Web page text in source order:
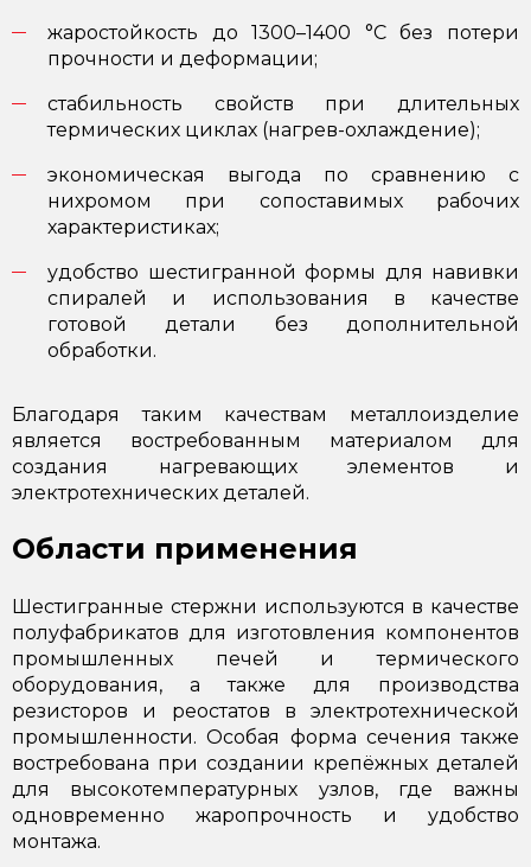
жаростойкость до 1300–1400 °C без потери
прочности и деформации;
стабильность свойств при длительных
термических циклах (нагрев-охлаждение);
экономическая выгода по сравнению с
нихромом при сопоставимых рабочих
характеристиках;
удобство шестигранной формы для навивки
спиралей и использования в качестве
готовой детали без дополнительной
обработки.
Благодаря таким качествам металлоизделие
является востребованным материалом для
создания нагревающих элементов и
электротехнических деталей.
Области применения
Шестигранные стержни используются в качестве
полуфабрикатов для изготовления компонентов
промышленных печей и термического
оборудования, а также для производства
резисторов и реостатов в электротехнической
промышленности. Особая форма сечения также
востребована при создании крепёжных деталей
для высокотемпературных узлов, где важны
одновременно жаропрочность и удобство
монтажа.